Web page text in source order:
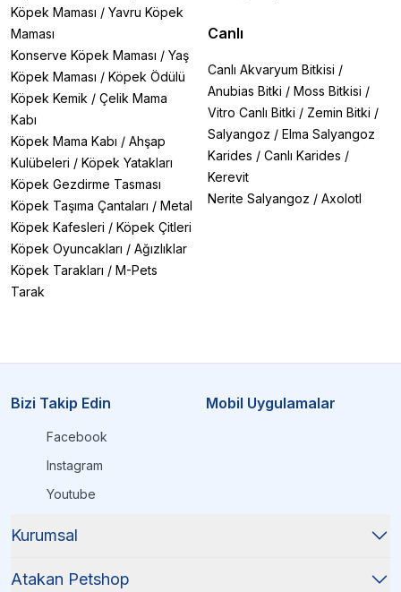
Köpek Maması / Yavru Köpek
Maması
Konserve Köpek Maması / Yaş
Köpek Maması / Köpek Ödülü
Köpek Kemik / Çelik Mama
Kabı
Köpek Mama Kabı / Ahşap
Kulübeleri / Köpek Yatakları
Köpek Gezdirme Tasması
Köpek Taşıma Çantaları / Metal
Köpek Kafesleri / Köpek Çitleri
Köpek Oyuncakları / Ağızlıklar
Köpek Tarakları / M-Pets
Tarak
Canlı
Canlı Akvaryum Bitkisi /
Anubias Bitki / Moss Bitkisi /
Vitro Canlı Bitki / Zemin Bitki /
Salyangoz / Elma Salyangoz
Karides / Canlı Karides /
Kerevit
Nerite Salyangoz / Axolotl
Bizi Takip Edin
Facebook
Instagram
Youtube
Mobil Uygulamalar
Kurumsal
Atakan Petshop